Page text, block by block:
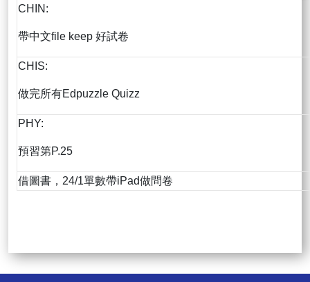
CHIN:
帶中文file keep 好試卷
CHIS:
做完所有Edpuzzle Quizz
PHY:
預習第P.25
借圖書，24/1單數帶iPad做問卷